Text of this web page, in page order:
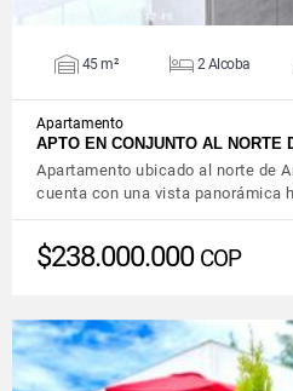
45 m² 2 Alcoba
Apartamento
APTO EN CONJUNTO AL
Apartamento ubicado al norte de
cuenta con una vista panorámica
$238.000.000 COP